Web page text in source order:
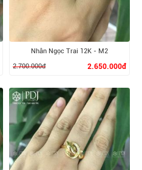
XEM CHI TIẾT
Nhẫn Ngọc Trai 12K - M2
2.700.000đ
2.650.000đ